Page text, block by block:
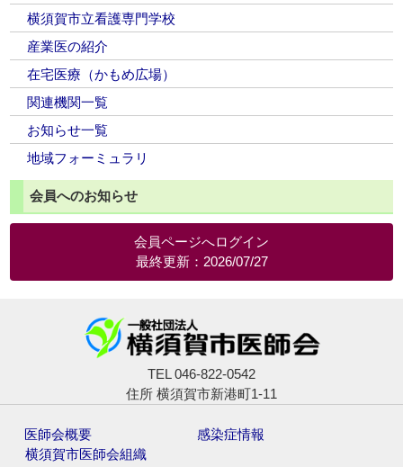
横須賀市立看護専門学校
産業医の紹介
在宅医療（かもめ広場）
関連機関一覧
お知らせ一覧
地域フォーミュラリ
会員へのお知らせ
会員ページへログイン
最終更新：2026/07/27
TEL 046-822-0542
住所 横須賀市新港町1-11
医師会概要
横須賀市医師会組織
感染症情報